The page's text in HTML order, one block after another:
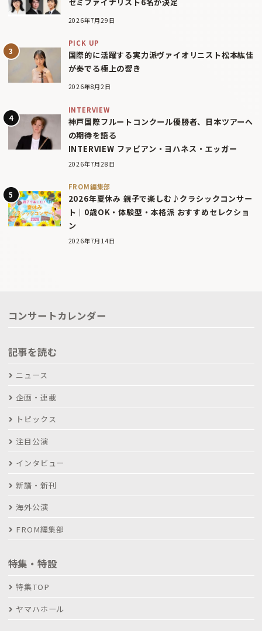
2026年7月29日
PICK UP
国際的に活躍する実力派ヴァイオリニスト松本紘佳
が奏でる極上の響き
2026年8月2日
INTERVIEW
神戸国際フルートコンクール優勝者、日本ツアーへ
の期待を語る
INTERVIEW ファビアン・ヨハネス・エッガー
2026年7月28日
FROM編集部
2026年夏休み 親子で楽しむ♪クラシックコンサー
ト｜0歳OK・体験型・本格派 おすすめセレクショ
ン
2026年7月14日
コンサートカレンダー
記事を読む
ニュース
企画・連載
トピックス
注目公演
インタビュー
新譜・新刊
海外公演
FROM編集部
特集・特設
特集TOP
ヤマハホール